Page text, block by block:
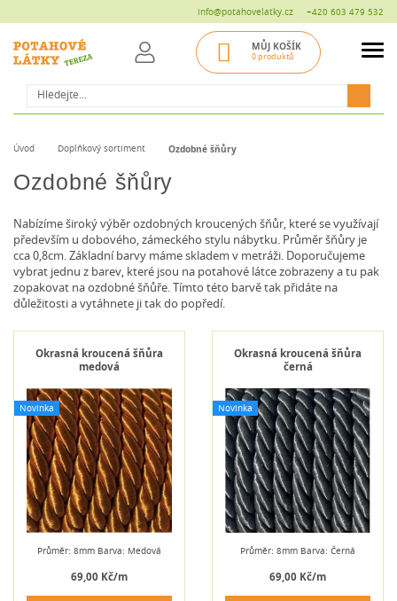
info@potahovelatky.cz +420 603 479 532
Hledat
MŮJ KOŠÍK
0 produktů
Úvod Doplňkový sortiment Ozdobné šňůry
Ozdobné šňůry
Nabízíme široký výběr ozdobných kroucených šňůr, které se využívají
především u dobového, zámeckého stylu nábytku. Průměr šňůry je
cca 0,8cm. Základní barvy máme skladem v metráži. Doporučujeme
vybrat jednu z barev, které jsou na potahové látce zobrazeny a tu pak
zopakovat na ozdobné šňůře. Tímto této barvě tak přidáte na
důležitosti a vytáhnete ji tak do popředí.
Okrasná kroucená šňůra
medová
Novinka
Průměr: 8mm Barva: Medová
69,00 Kč/m
Okrasná kroucená šňůra
černá
Novinka
Průměr: 8mm Barva: Černá
69,00 Kč/m